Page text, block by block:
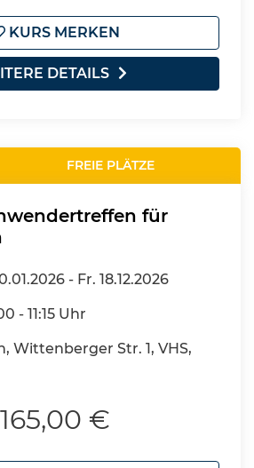
KURS MERKEN
DETAILS
FREIE PLÄTZE
für
- Fr. 18.12.2026
- 11:15 Uhr
Wittenberger Str. 1, VHS,
165,00 €